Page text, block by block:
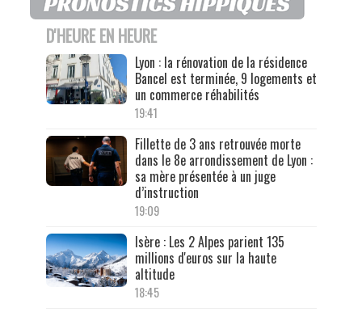
D'HEURE EN HEURE
Lyon : la rénovation de la résidence
Bancel est terminée, 9 logements et
un commerce réhabilités
19:41
Fillette de 3 ans retrouvée morte
dans le 8e arrondissement de Lyon :
sa mère présentée à un juge
d’instruction
19:09
Isère : Les 2 Alpes parient 135
millions d'euros sur la haute
altitude
18:45